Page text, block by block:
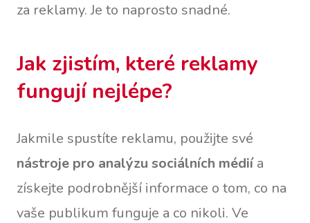
za reklamy. Je to naprosto snadné.
Jak zjistím, které reklamy
fungují nejlépe?
Jakmile spustíte reklamu, použijte své
nástroje pro analýzu sociálních médiía
získejte podrobnější informace o tom, co na
vaše publikum funguje a co nikoli. Ve